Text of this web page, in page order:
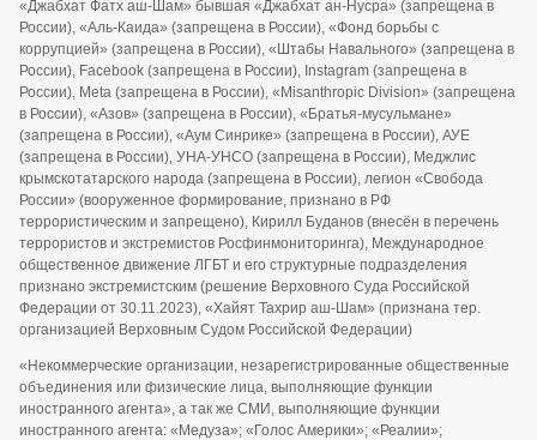
«Джабхат Фатх аш-Шам» бывшая «Джабхат ан-Нусра» (запрещена в
России), «Аль-Каида» (запрещена в России), «Фонд борьбы с
коррупцией» (запрещена в России), «Штабы Навального» (запрещена в
России), Facebook (запрещена в России), Instagram (запрещена в
России), Meta (запрещена в России), «Misanthropic Division» (запрещена
в России), «Азов» (запрещена в России), «Братья-мусульмане»
(запрещена в России), «Аум Синрике» (запрещена в России), АУЕ
(запрещена в России), УНА-УНСО (запрещена в России), Меджлис
крымскотатарского народа (запрещена в России), легион «Свобода
России» (вооруженное формирование, признано в РФ
террористическим и запрещено), Кирилл Буданов (внесён в перечень
террористов и экстремистов Росфинмониторинга), Международное
общественное движение ЛГБТ и его структурные подразделения
признано экстремистским (решение Верховного Суда Российской
Федерации от 30.11.2023), «Хайят Тахрир аш-Шам» (признана тер.
организацией Верховным Судом Российской Федерации)
«Некоммерческие организации, незарегистрированные общественные
объединения или физические лица, выполняющие функции
иностранного агента», а так же СМИ, выполняющие функции
иностранного агента: «Медуза»; «Голос Америки»; «Реалии»;